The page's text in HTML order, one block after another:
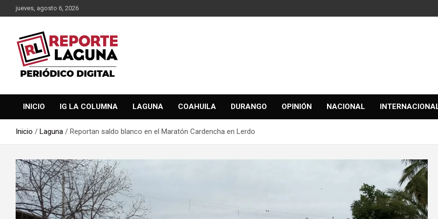
Saltar
al
jueves, agosto 6, 2026
Reporte Laguna
INICIO IG LA COLUMNA LAGUNA COAHUILA DURANGO OPINIÓN NACIONAL
Inicio Laguna Reportan saldo blanco en el Maratón Cardencha en Lerdo